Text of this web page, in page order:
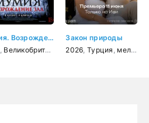
Мумия. Возрождение зла
Великобритания ужасы
Закон природы
2026 Турция мелодрама